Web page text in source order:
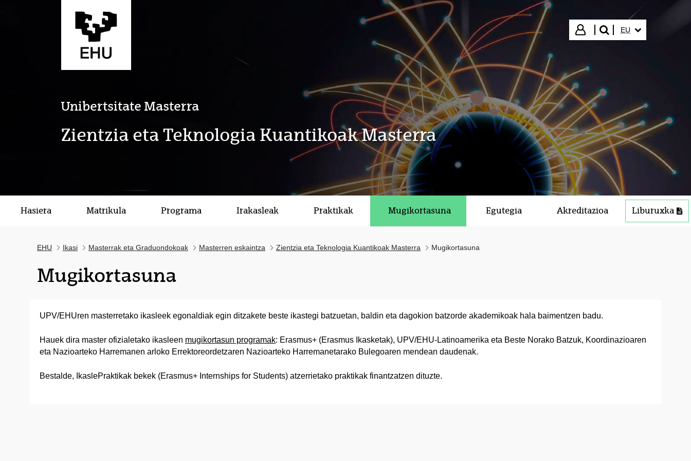
Hasi saioa
bilatu"
EU
Unibertsitate Masterra
Zientzia eta Teknologia Kuantikoak Masterra
Hasiera Matrikula Programa Irakasleak Praktikak Mugikortasuna Egutegia Akreditazioa Liburuxka
EHU Ikasi Masterrak eta Graduondokoak Masterren eskaintza Zientzia eta Teknologia Kuantikoak Masterra Mugikortasuna
Mugikortasuna
UPV/EHUren masterretako ikasleek egonaldiak egin ditzakete beste ikastegi batzuetan, baldin eta dagokion batzorde akademikoak hala baimentzen badu.
Hauek dira master ofizialetako ikasleen mugikortasun programak: Erasmus+ (Erasmus Ikasketak), UPV/EHU-Latinoamerika eta Beste Norako Batzuk, Koordinazioaren
eta Nazioarteko Harremanen arloko Errektoreordetzaren Nazioarteko Harremanetarako Bulegoaren mendean daudenak.
Bestalde, IkaslePraktikak bekek (Erasmus+ Internships for Students) atzerrietako praktikak finantzatzen dituzte.